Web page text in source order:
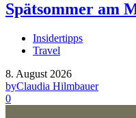
Spätsommer am
Insidertipps
Travel
8. August 2026
byClaudia Hilmbauer
0